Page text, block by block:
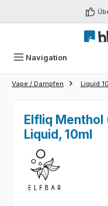
Zum Hauptinhalt springen
Navigation
Vape / Dampfen Liquid
Elfliq
Liquid, 10ml